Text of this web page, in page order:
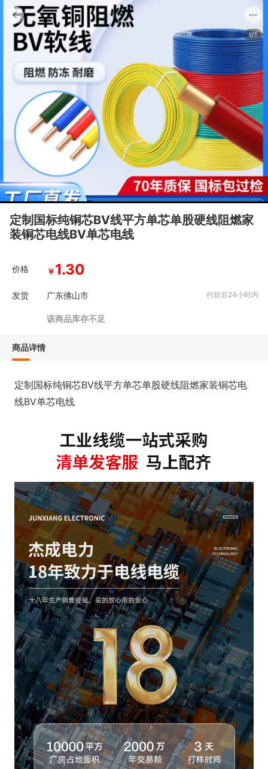
1/1
定制国标纯铜芯BV线平方单芯单股硬线阻燃家
装铜芯电线BV单芯电线
价格 ￥1.30
发货 广东佛山市 付款后24小时内
该商品库存不足
商品详情
定制国标纯铜芯BV线平方单芯单股硬线阻燃家装铜芯电
线BV单芯电线